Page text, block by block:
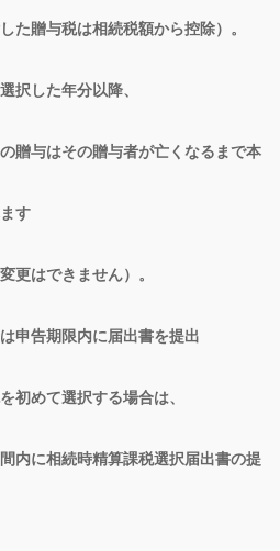
た贈与税は相続税額から控除）。
択した年分以降、
贈与はその贈与者が亡くなるまで本
す
更はできません）。
申告期限内に届出書を提出
初めて選択する場合は、
内に相続時精算課税選択届出書の提